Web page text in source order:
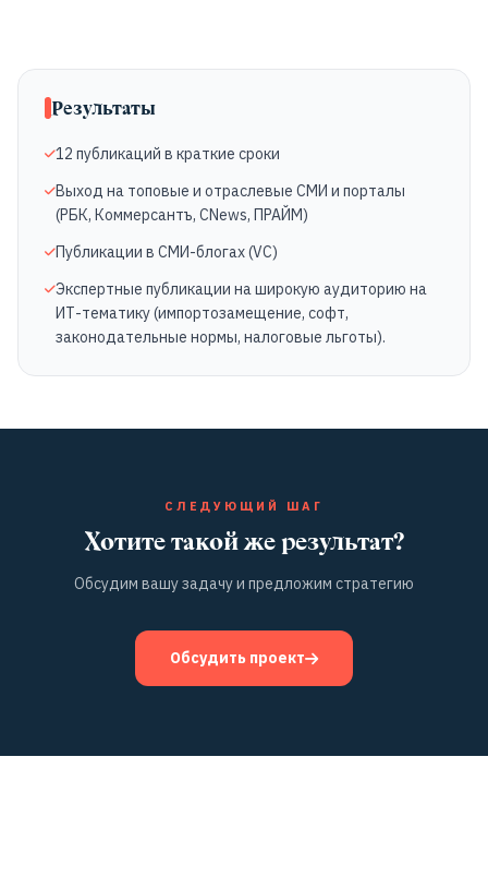
Результаты
12 публикаций в краткие сроки
Выход на топовые и отраслевые СМИ и порталы
(РБК, Коммерсантъ, CNews, ПРАЙМ)
Публикации в СМИ-блогах (VC)
Экспертные публикации на широкую аудиторию на
ИТ-тематику (импортозамещение, софт,
законодательные нормы, налоговые льготы).
СЛЕДУЮЩИЙ ШАГ
Хотите такой же результат?
Обсудим вашу задачу и предложим стратегию
Обсудить проект